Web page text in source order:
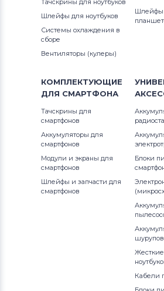
Тачскрины для ноутбуков
Шлейфы для ноутбуков
Системы охлаждения в
сборе
Вентиляторы (кулеры)
Шлейфы
КОМПЛЕКТУЮЩИЕ
ДЛЯ СМАРТФОНА
Тачскрины для
смартфонов
Аккумуляторы для
смартфонов
Модули и экраны для
смартфонов
Шлейфы и запчасти для
смартфонов
Блоки
Кабели